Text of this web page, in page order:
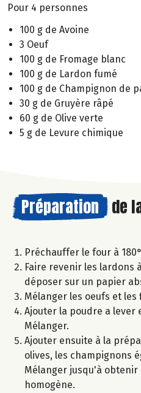
Pour 4 personnes
100 g de Avoine
3 Oeuf
100 g de Fromage blanc
100 g de Lardon fumé
100 g de Champignon de
30 g de Gruyère râpé
60 g de Olive verte
5 g de Levure chimique
Préparation de
Préchauffer le four à
Faire revenir les lardons
déposer sur un papier
Mélanger les oeufs et les
Ajouter la poudre a lever
Mélanger.
Ajouter ensuite à la
olives, les champignons
Mélanger jusqu'à
homogène.